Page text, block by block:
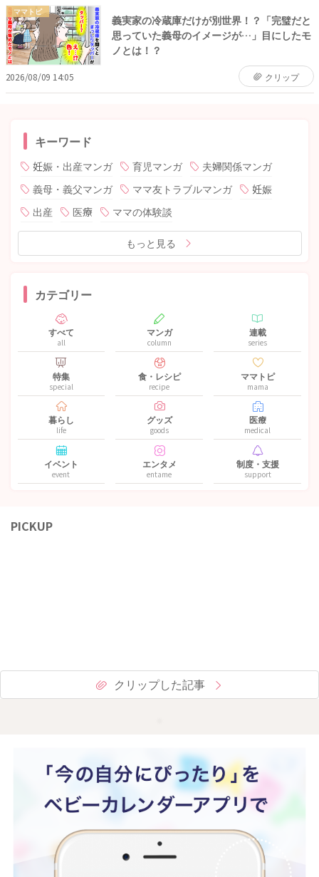
ママトピ
義実家の冷蔵庫だけが別世界！？「完璧だと
思っていた義母のイメージが…」目にしたモ
ノとは！？
2026/08/09 14:05 クリップ
キーワード
妊娠・出産マンガ 育児マンガ
夫婦関係マンガ
義母・義父マンガ
ママ友トラブルマンガ
妊娠
出産
医療 ママの体験談
もっと見る
カテゴリー
すべて
all
マンガ
column
連載
series
特集
special
食・レシピ
recipe
ママトピ
mama
暮らし
life
グッズ
goods
医療
medical
イベント
event
エンタメ
entame
制度・支援
support
PICKUP
クリップした記事